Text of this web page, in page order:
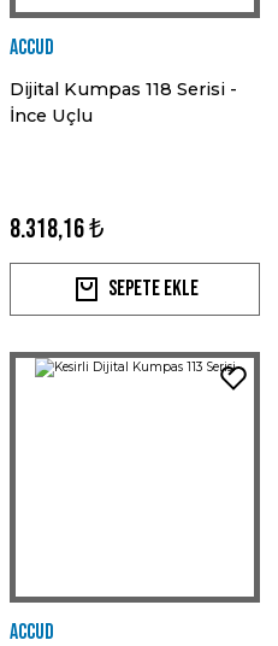
Accud
Dijital Kumpas 118 Serisi -
İnce Uçlu
8.318,16 ₺
Sepete Ekle
Accud